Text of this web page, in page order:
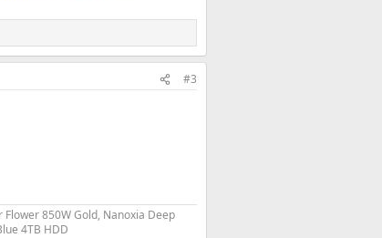
#3
Flower 850W Gold, Nanoxia Deep
4TB HDD